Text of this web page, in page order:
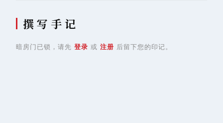
撰 写 手 记
暗房门已锁，请先 登录 或 注册 后留下您的印记。